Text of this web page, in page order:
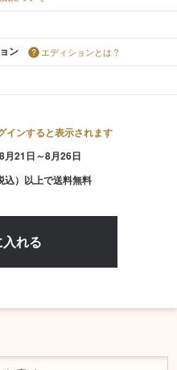
ン エディションとは？
インすると表示されます
月21日～8月26日
込）以上で送料無料